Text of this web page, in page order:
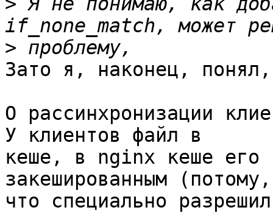
>
Зато я, наконец,
О рассинхронизации
У клиентов файл в
кеше, в nginx кеше его
закешированным (потому,
что специально